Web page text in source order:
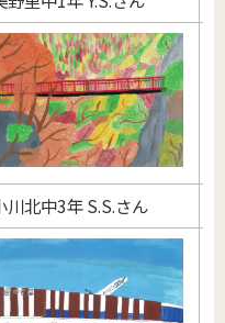
川北中3年 S.S.さん